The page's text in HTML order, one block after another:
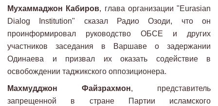
Мухаммаджон Кабиров, глава организации "Eurasian
Dialog Institution" сказал Радио Озоди, что он
проинформировал руководство ОБСЕ и других
участников заседания в Варшаве о задержании
Одинаева и призвал их оказать содействие в
освобождении таджикского оппозиционера.
Махмудджон Файзрахмон, представитель
запрещенной в стране Партии исламского